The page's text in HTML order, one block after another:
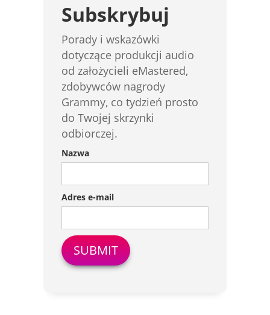
Subskrybuj
Porady i wskazówki
dotyczące produkcji audio
od założycieli eMastered,
zdobywców nagrody
Grammy, co tydzień prosto
do Twojej skrzynki
odbiorczej.
Nazwa
Adres e-mail